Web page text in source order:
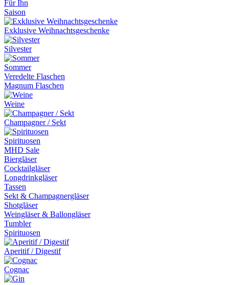
Für Ihn
Saison
Exklusive Weihnachtsgeschenke
Silvester
Sommer
Veredelte Flaschen
Magnum Flaschen
Weine
Champagner / Sekt
Spirituosen
MHD Sale
Biergläser
Cocktailgläser
Longdrinkgläser
Tassen
Sekt & Champagnergläser
Shotgläser
Weingläser & Ballongläser
Tumbler
Spirituosen
Aperitif / Digestif
Cognac